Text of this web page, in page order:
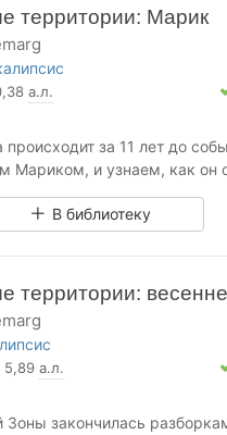
Но, только в
территории: Марик
а.л.
происходит за 11 лет до
и узнаем, как он
В библиотеку
территории:
5,89 а.л.
Зоны закончилась